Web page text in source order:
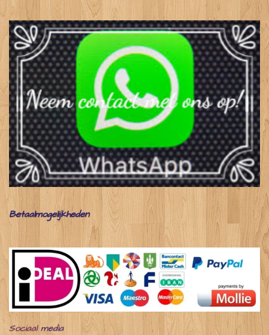
Betaalmogelijkheden
Sociaalmedia